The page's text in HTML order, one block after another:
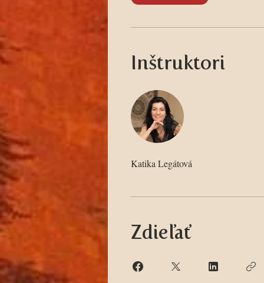
Inštruktori
Katika Legátová
Zdieľať